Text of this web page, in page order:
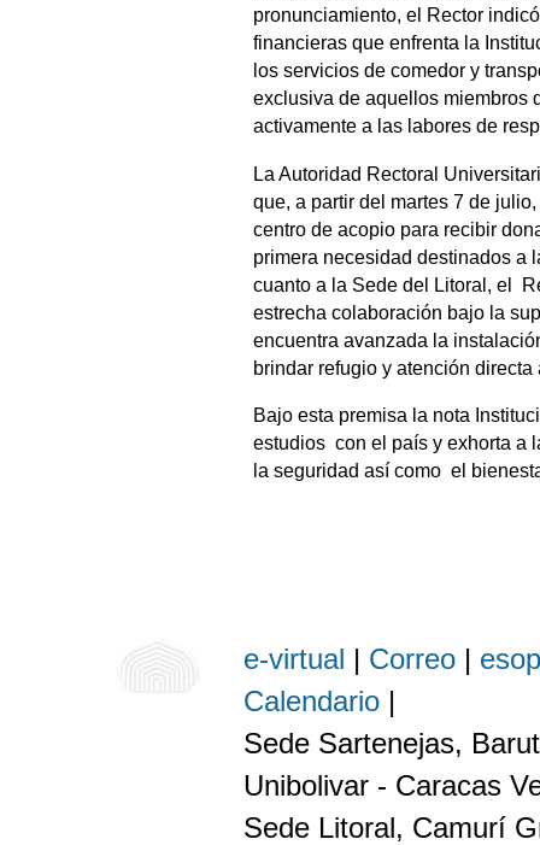
pronunciamiento, el Rector
financieras que enfrenta la
los servicios de comedor y
exclusiva de aquellos miembros
activamente a las labores de
La Autoridad Rectoral
que, a partir del martes 7 de
centro de acopio para recibir
primera necesidad destinados a
cuanto a la Sede del Litoral, el
estrecha colaboración bajo la
encuentra avanzada la
brindar refugio y atención
Bajo esta premisa la nota
estudios con el país y exhorta a
la seguridad así como el
e-virtual | Correo|
Calendario|
Sede Sartenejas,
Unibolivar - Caracas
Sede Litoral, Camurí